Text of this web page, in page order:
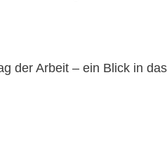
der Arbeit – ein Blick in